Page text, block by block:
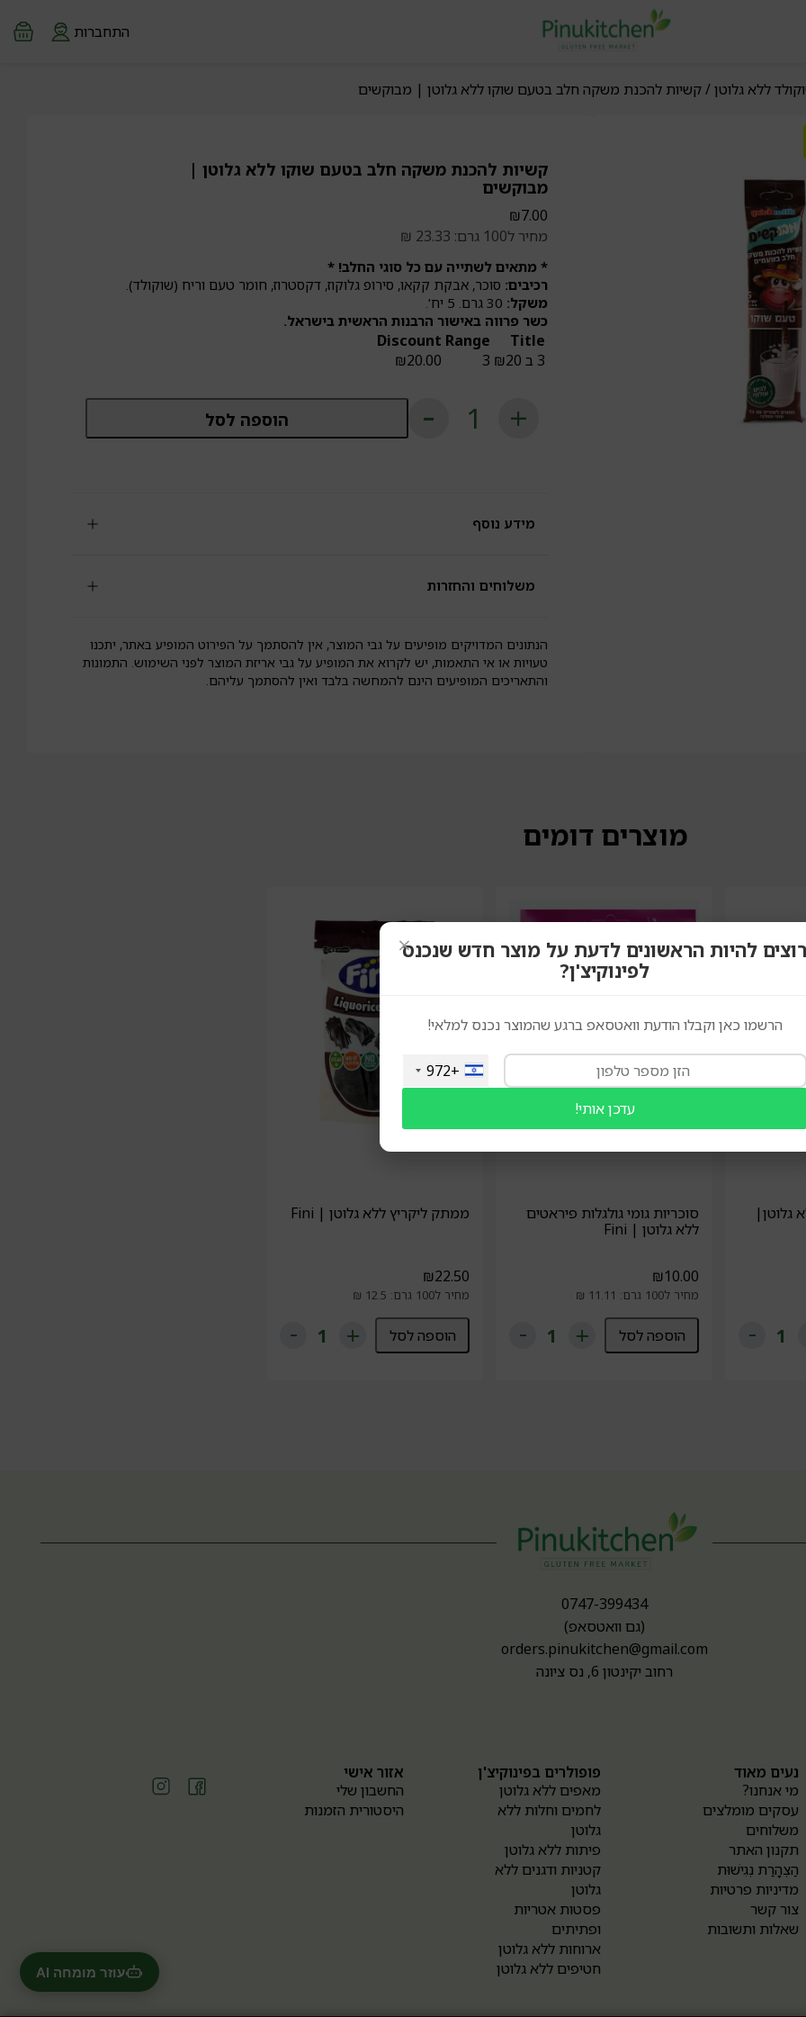
התחברות
ללא גלוטן/ קשיות להכנת משקה חלב בטעם שוקו ללא גלוטן | מבוקשים
קשיות להכנת משקה חלב בטעם שוקו ללא גלוטן |
מבוקשים
₪7.00
מחיר ל100 גרם: 23.33 ₪
* מתאים לשתייה עם כל סוגי החלב! *
רכיבים: סוכר, אבקת קקאו, סירופ גלוקוז, דקסטרוז, חומר טעם וריח (שוקולד).
משקל:
כשר פרווה באישור הרבנות הראשית בישראל.
Title
Range
Discount
3 ב ₪20
3
₪20.00
כמות
קשיות
הוספה לסל
מידע נוסף
משלוחים והחזרות
הנתונים המדויקים מופיעים על גבי המוצר, אין להסתמך על הפירוט המופיע באתר, יתכנו
טעויות או אי התאמות, יש לקרוא את המופיע על גבי אריזת המוצר לפני השימוש. התמונות
והתאריכים המופיעים הינם להמחשה בלבד ואין להסתמך עליהם.
מוצרים דומים
גלוטן|
סוכריות גומי גולגלות פיראטים
ללא גלוטן | Fini
₪10.00
מחיר ל100 גרם: 11.11 ₪
הוספה לסל
ממתק ליקריץ ללא גלוטן | Fini
₪22.50
מחיר ל100 גרם: 12.5 ₪
הוספה לסל
0747-399434
(גם וואטסאפ)
orders.pinukitchen@gmail.com
רחוב יקינטון 6, נס ציונה
נעים מאוד
מי אנחנו?
עסקים מומלצים
משלוחים
תקנון האתר
הַצְהָרַת נְגִישׁוּת
מדיניות פרטיות
צור קשר
שאלות ותשובות
פופולרים בפינוקיצ'ן
מאפים ללא גלוטן
לחמים וחלות ללא
גלוטן
פיתות ללא גלוטן
קטניות ודגנים ללא
גלוטן
פסטות אטריות
ופתיתים
ארוחות ללא גלוטן
חטיפים ללא גלוטן
אזור אישי
החשבון שלי
היסטורית הזמנות
רוצים להיות הראשונים לדעת על מוצר חדש שנכנס
לפינוקיצ'ן?
×
הרשמו כאן וקבלו הודעת וואטסאפ ברגע שהמוצר נכנס למלאי!
+972
עדכן אותי!
עוזר מומחה AI